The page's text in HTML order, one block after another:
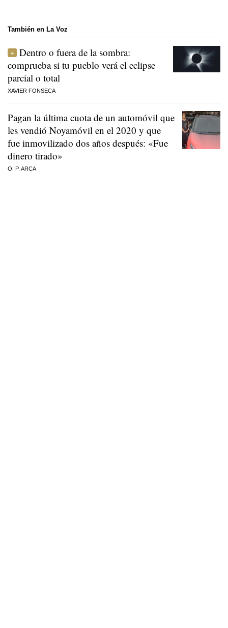
También en La Voz
Dentro o fuera de la sombra:
comprueba si tu pueblo verá el eclipse
parcial o total
XAVIER FONSECA
Pagan la última cuota de un automóvil que
les vendió Noyamóvil en el 2020 y que
fue inmovilizado dos años después: «Fue
dinero tirado»
O. P. ARCA